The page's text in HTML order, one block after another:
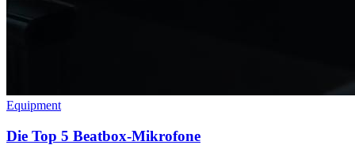
Equipment
Die Top 5 Beatbox-Mikrofone